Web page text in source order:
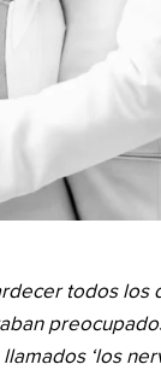
todos los
‘los